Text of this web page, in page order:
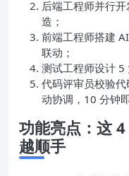
调研员先调研现有
后端工程师并行开
造；
前端工程师搭建
联动；
测试工程师设计 5
代码评审员校验代
动协调，10 分钟
功能亮点：这 4
越顺手